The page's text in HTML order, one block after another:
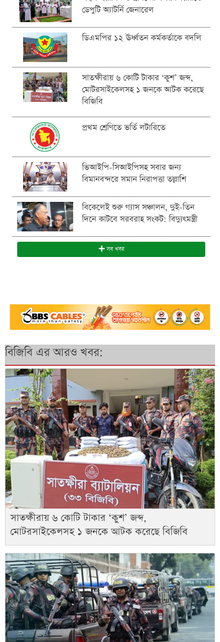
ডেপুটি অ্যাটর্নি জেনারেল
ডিএমপির ১২ ঊর্ধ্বতন কর্মকর্তাকে বদলি
সাতক্ষীরায় ৬ কোটি টাকার ‘কুশ’ জব্দ,
মোটরসাইকেলসহ ১ জনকে আটক করেছে
বিজিবি
প্রথম শ্রেণিতে ভর্তি লটারিতে
ভিআইপি-সিআইপিসহ সবার জন্য
বিমানবন্দরে সমান নিরাপত্তা তল্লাশি
বিকেলেই শুরু গ্যাস সঞ্চালন, দুই-তিন
দিনে কাটবে সরবরাহ সংকট: বিদ্যুৎমন্ত্রী
সব খবর
বিজিবি এর আরও খবর:
সাতক্ষীরায় ৬ কোটি টাকার ‘কুশ’ জব্দ,
মোটরসাইকেলসহ ১ জনকে আটক করেছে বিজিবি